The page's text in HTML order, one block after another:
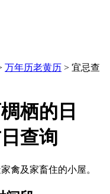
万年历老黄历 > 宜忌查
栖的日
查询
禽及家畜住的小屋。